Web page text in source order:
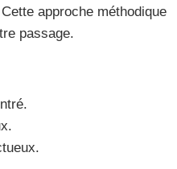
approche méthodique
passage.